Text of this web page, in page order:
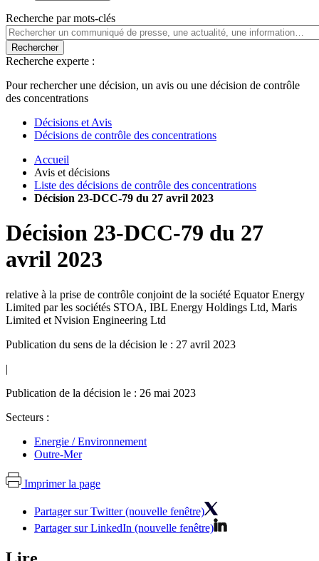
Recherche par mots-clés
Rechercher
Recherche experte :
Pour rechercher une décision, un avis ou une décision de contrôle
des concentrations
Décisions et Avis
Décisions de contrôle des concentrations
Accueil
Avis et décisions
Liste des décisions de contrôle des concentrations
Décision 23-DCC-79 du 27 avril 2023
Décision 23-DCC-79 du 27
avril 2023
relative à la prise de contrôle conjoint de la société Equator Energy
Limited par les sociétés STOA, IBL Energy Holdings Ltd, Maris
Limited et Nvision Engineering Ltd
Publication du sens de la décision le : 27 avril 2023
|
Publication de la décision le : 26 mai 2023
Secteurs :
Energie / Environnement
Outre-Mer
Imprimer la page
Partager sur Twitter (nouvelle fenêtre)
Partager sur LinkedIn (nouvelle fenêtre)